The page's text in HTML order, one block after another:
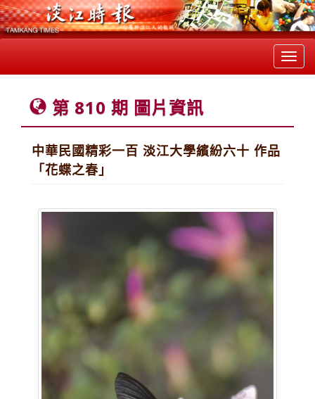
第 810 期 圖片資訊
中華民國精彩一百 淡江大學繽紛六十 作品
「花蝶之春」